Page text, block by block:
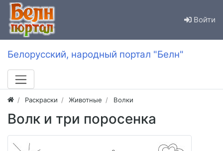
Войти
Белорусский, народный портал "Белн"
Раскраски Животные Волки
Волк и три поросенка